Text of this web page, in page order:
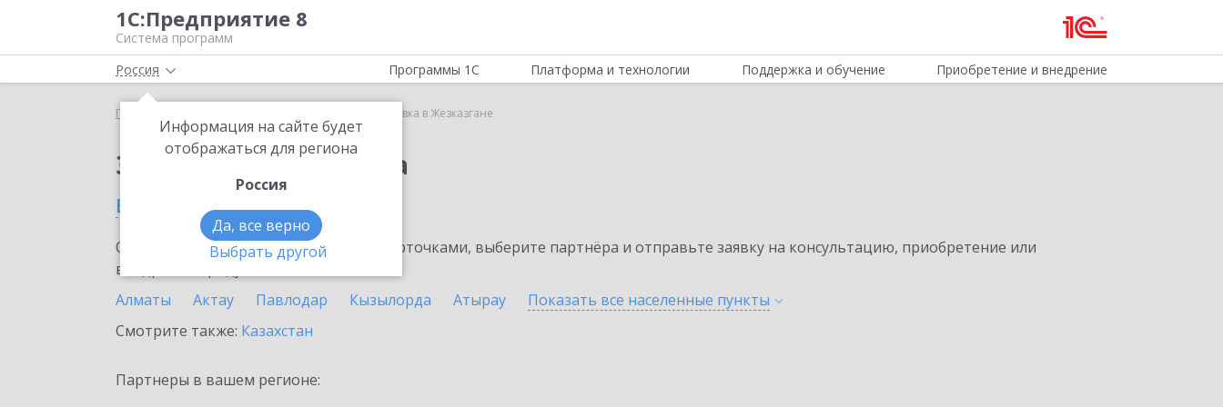
1С:Предприятие 8
Система программ
Россия
Информация на сайте будет
отображаться для региона
Россия
Да, все верно
Выбрать другой
Программы 1С Платформа и технологии Поддержка и обучение Приобретение и внедрение
Главная 1С:Доставка в Жезказгане
Заказать 1С:Доставка
в Жезказгане
Ознакомьтесь с информационными карточками, выберите партнёра и отправьте заявку на консультацию, приобретение или
внедрение продукта.
Алматы
Актау Павлодар Кызылорда Атырау Показать все населенные пункты
Смотрите также: Казахстан
Партнеры в вашем регионе: